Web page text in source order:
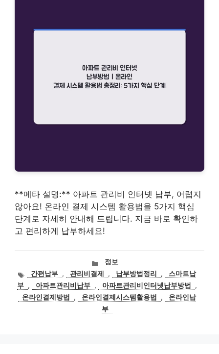
**메타 설명:** 아파트 관리비 인터넷 납부, 어렵지
않아요! 온라인 결제 시스템 활용법을 5가지 핵심
단계로 자세히 안내해 드립니다. 지금 바로 확인하
고 편리하게 납부하세요!
카
테
고
리
정보
태간편납부 , 관리비결제 , 납부방법정리 ,
스마트납
부 , 아파트관리비납부 , 아파트관리비인터넷납부방법
,
온라인결제방법
, 온라인결제시스템활용법 ,
온라인납
부